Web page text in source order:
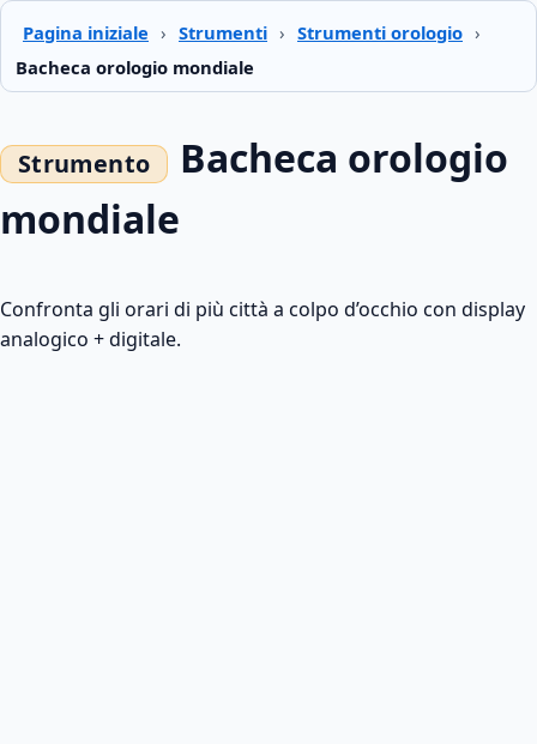
Pagina iniziale › Strumenti › Strumenti orologio ›
Bacheca orologio mondiale
Bacheca orologio
mondiale
Confronta gli orari di più città a colpo d’occhio con display
analogico + digitale.